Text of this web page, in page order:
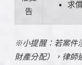
告
求償
※小提醒：若案件
財產分配），律師